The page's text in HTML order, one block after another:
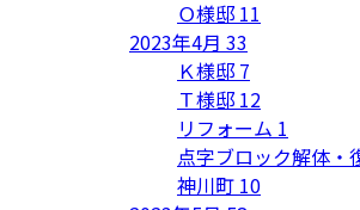
Ｏ様邸 11
2023年4月 33
Ｋ様邸 7
Ｔ様邸 12
リフォーム 1
点字ブロック解体・
神川町 10